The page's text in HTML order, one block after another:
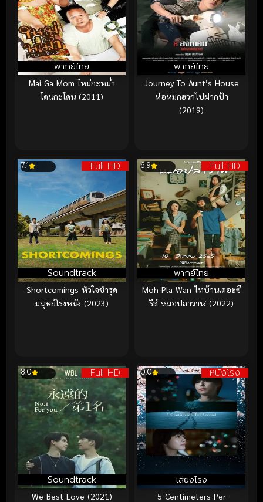
พากย์ไทย
Mai Ga Mom ใหม่กะหม่ำ
โดนกะโดน (2011)
พากย์ไทย
Journey To Aunt’s House
ห่อหมกฮวกไปฝากป้า
(2019)
Full HD
Soundtrack
7.1
Shortcomings หัวใจชำรุด
มนุษย์โรงหนัง (2023)
Full HD
พากย์ไทย
6.9
Moh Pla Wan ไทบ้านเดอะซี
รีส์ หมอปลาวาฬ (2022)
Full HD
Soundtrack
8.0
We Best Love (2021)
หนังโรง
เสียงโรง
0.0
5 Centimeters Per